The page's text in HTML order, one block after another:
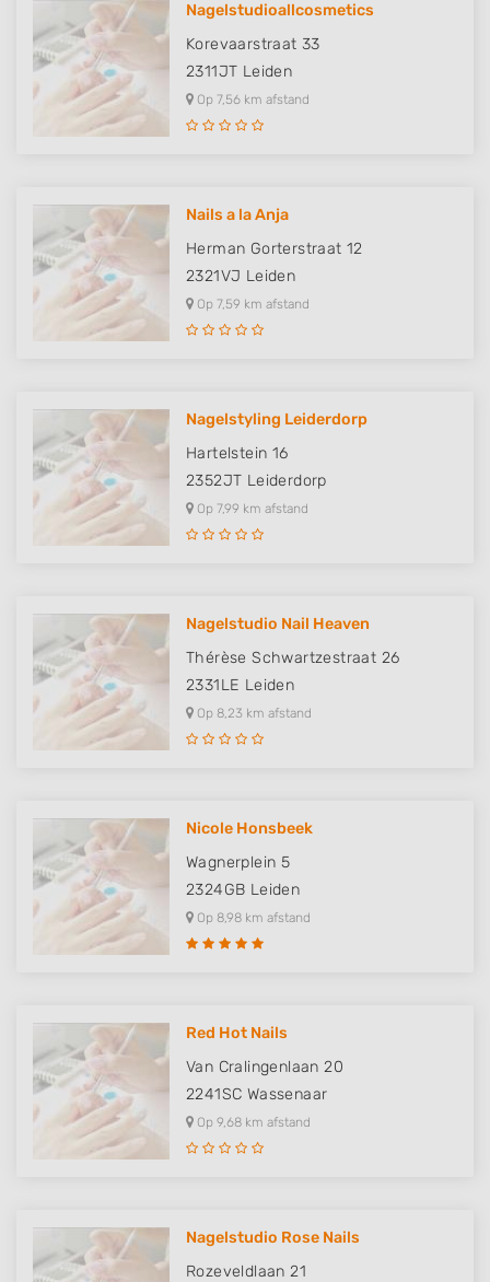
Nagelstudioallcosmetics
Korevaarstraat 33
2311JT Leiden
Op 7,56 km afstand
Nails a la Anja
Herman Gorterstraat 12
2321VJ Leiden
Op 7,59 km afstand
Nagelstyling Leiderdorp
Hartelstein 16
2352JT Leiderdorp
Op 7,99 km afstand
Nagelstudio Nail Heaven
Thérèse Schwartzestraat 26
2331LE Leiden
Op 8,23 km afstand
Nicole Honsbeek
Wagnerplein 5
2324GB Leiden
Op 8,98 km afstand
Red Hot Nails
Van Cralingenlaan 20
2241SC Wassenaar
Op 9,68 km afstand
Nagelstudio Rose Nails
Rozeveldlaan 21